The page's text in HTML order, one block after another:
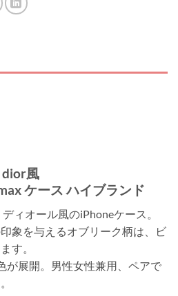
dior風
ケース ハイブランド
ィオール風のiPhoneケース。
象を与えるオブリーク柄は、ビ
す。
が展開。男性女性兼用、ペアで